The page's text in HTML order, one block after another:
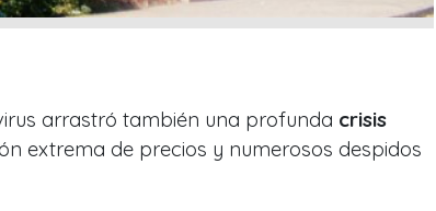
arrastró también una profunda crisis
extrema de precios y numerosos despidos